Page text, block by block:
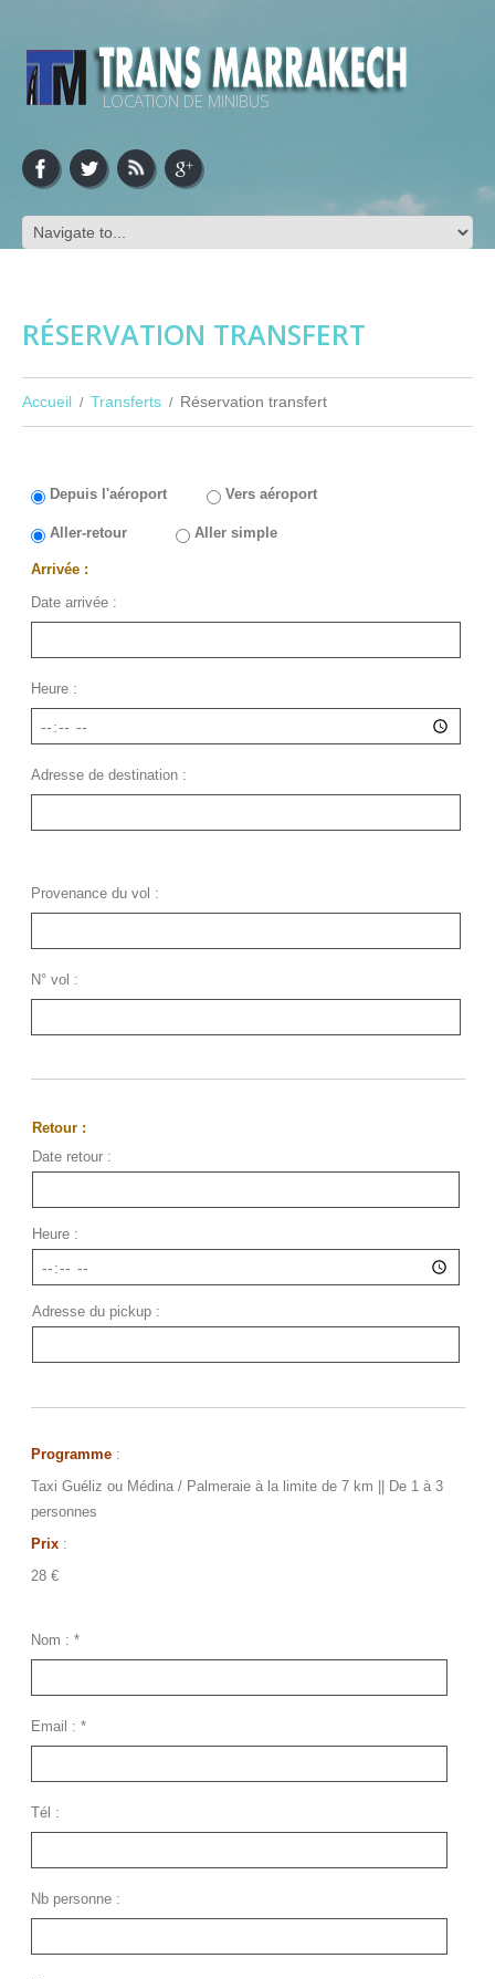
LOCATION DE MINIBUS
RÉSERVATION TRANSFERT
Accueil Transferts Réservation transfert
Depuis l'aéroport Vers aéroport
Aller-retour Aller simple
Arrivée :
Date arrivée :
Heure :
Adresse de destination :
Provenance du vol :
N° vol :
Retour :
Date retour :
Heure :
Adresse du pickup :
Programme:
Taxi Guéliz ou Médina / Palmeraie à la limite de 7 km || De 1 à 3
personnes
Prix:
28 €
Nom : *
Email : *
Tél :
Nb personne :